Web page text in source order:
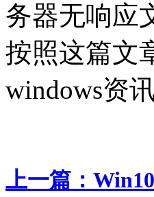
务器无响应
按照这篇文
windows资
上一篇：